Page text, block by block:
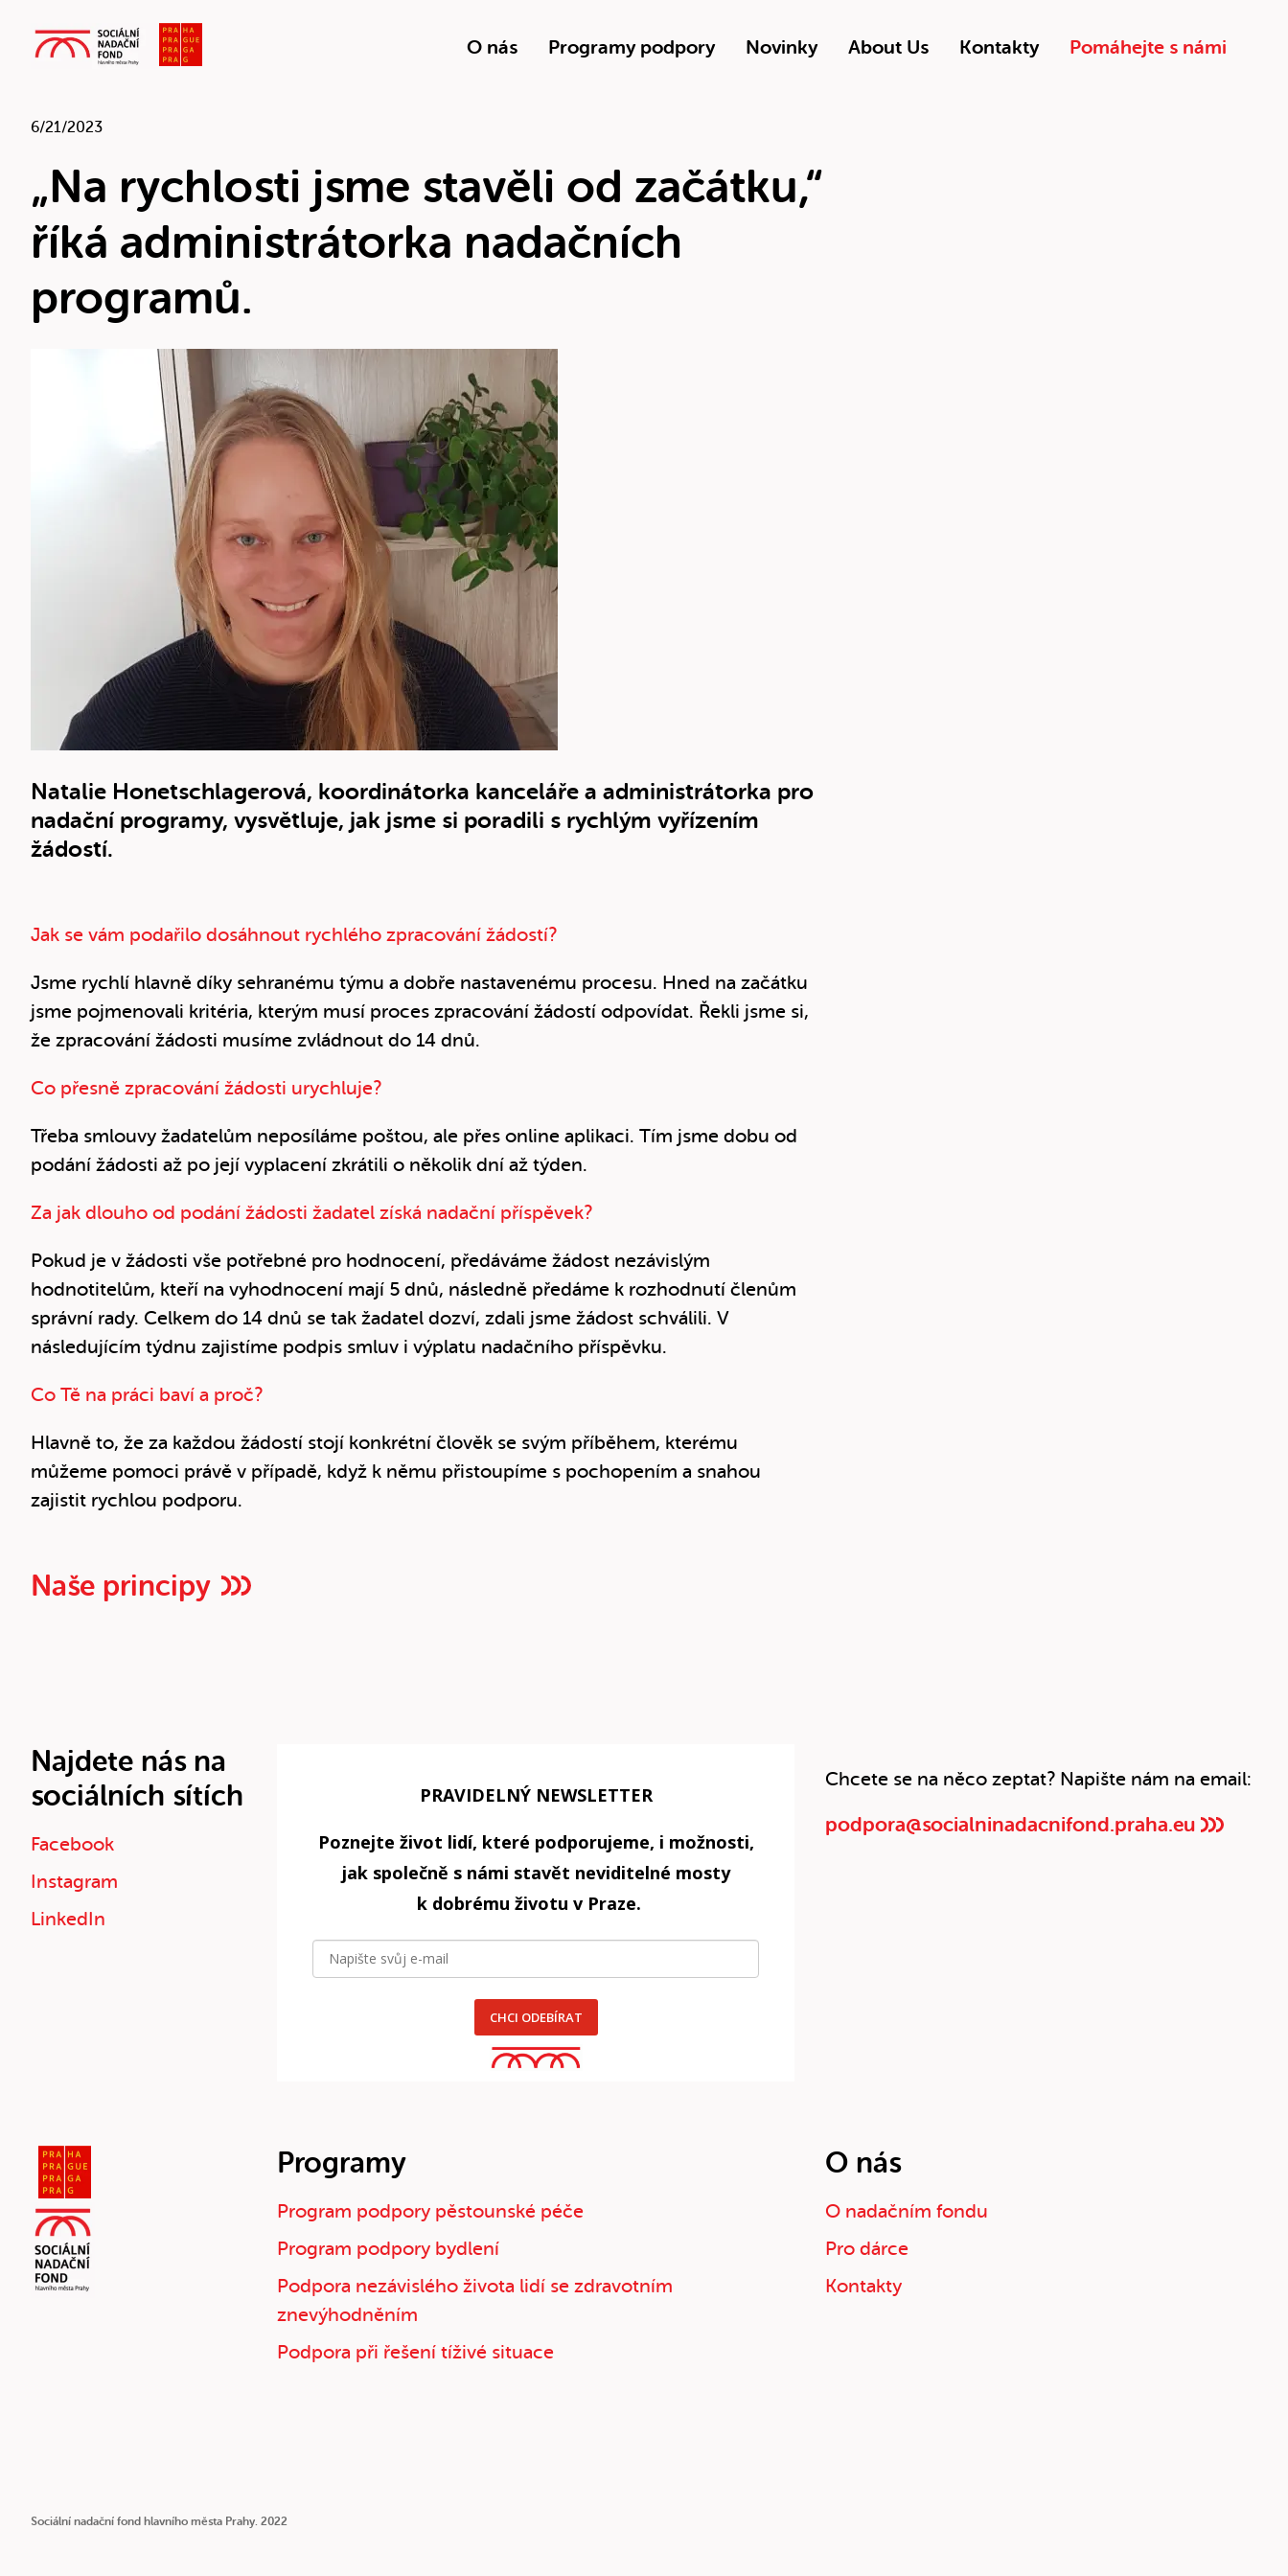
O nás Programy podpory Novinky About Us Kontakty Pomáhejte s námi
6/21/2023
„Na rychlosti jsme stavěli od začátku,“
říká administrátorka nadačních
programů.
Natalie Honetschlagerová, koordinátorka kanceláře a administrátorka pro
nadační programy, vysvětluje, jak jsme si poradili s rychlým vyřízením
žádostí.
Jak se vám podařilo dosáhnout rychlého zpracování žádostí?
Jsme rychlí hlavně díky sehranému týmu a dobře nastavenému procesu. Hned na začátku
jsme pojmenovali kritéria, kterým musí proces zpracování žádostí odpovídat. Řekli jsme si,
že zpracování žádosti musíme zvládnout do 14 dnů.
Co přesně zpracování žádosti urychluje?
Třeba smlouvy žadatelům neposíláme poštou, ale přes online aplikaci. Tím jsme dobu od
podání žádosti až po její vyplacení zkrátili o několik dní až týden.
Za jak dlouho od podání žádosti žadatel získá nadační příspěvek?
Pokud je v žádosti vše potřebné pro hodnocení, předáváme žádost nezávislým
hodnotitelům, kteří na vyhodnocení mají 5 dnů, následně předáme k rozhodnutí členům
správní rady. Celkem do 14 dnů se tak žadatel dozví, zdali jsme žádost schválili. V
následujícím týdnu zajistíme podpis smluv i výplatu nadačního příspěvku.
Co Tě na práci baví a proč?
Hlavně to, že za každou žádostí stojí konkrétní člověk se svým příběhem, kterému
můžeme pomoci právě v případě, když k němu přistoupíme s pochopením a snahou
zajistit rychlou podporu.
Naše principy
Najdete nás na
sociálních sítích
Facebook
Instagram
LinkedIn
PRAVIDELNÝ NEWSLETTER
Poznejte život lidí, které podporujeme, i možnosti,
jak společně s námi stavět neviditelné mosty
k dobrému životu v Praze.
CHCI ODEBÍRAT
Chcete se na něco zeptat? Napište nám na email:
podpora@socialninadacnifond.praha.eu
Programy
Program podpory pěstounské péče
Program podpory bydlení
Podpora nezávislého života lidí se zdravotním
znevýhodněním
Podpora při řešení tíživé situace
O nás
O nadačním fondu
Pro dárce
Kontakty
Sociální nadační fond hlavního města Prahy. 2022